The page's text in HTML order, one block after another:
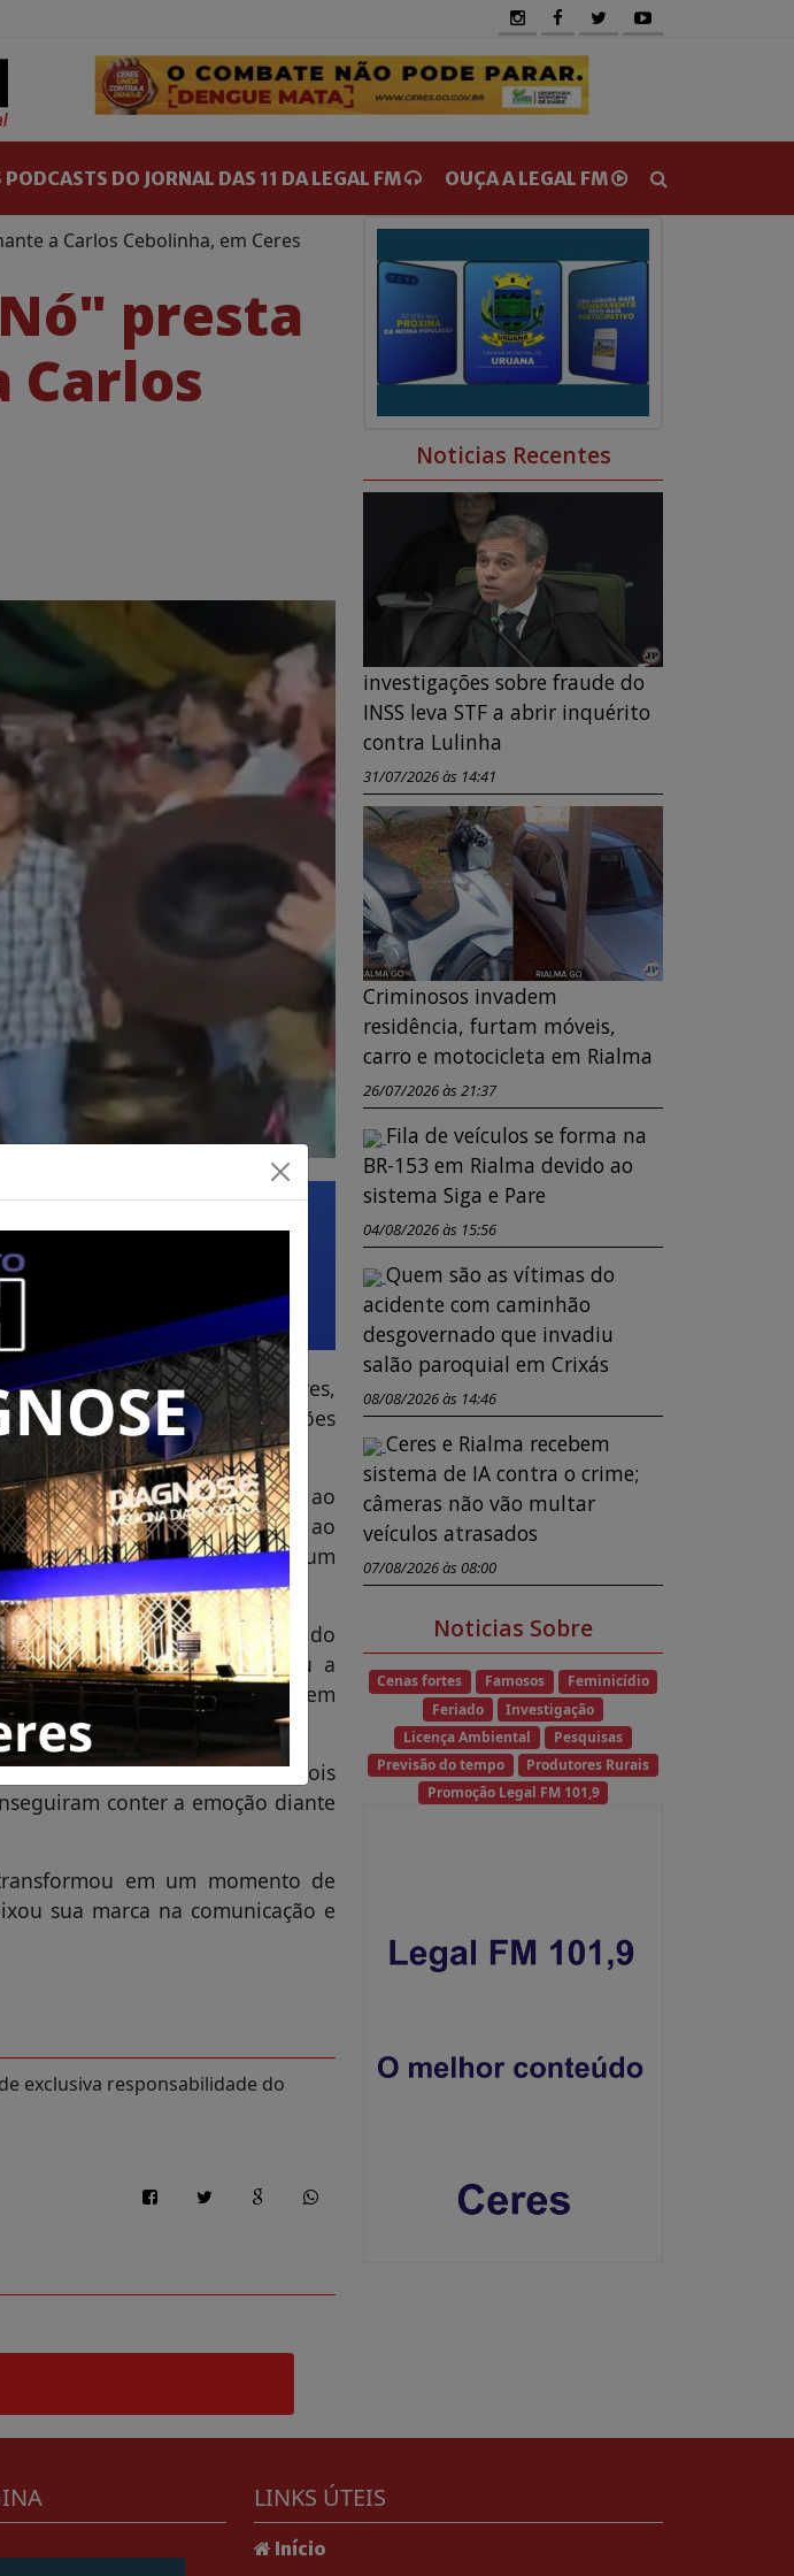
PODCASTS DO JORNAL DAS 11 DA LEGAL FM OUÇA A LEGAL FM
a Carlos Cebolinha, em Ceres
presta
na Praça Cívica, em Ceres,
alegria típica das celebrações
de Rubiataba, levou ao
uma verdadeira homenagem ao
enfrentar complicações de um
a emoção tomou conta do
bordão que marcou a
mesmo tempo, lágrimas de quem
viúva, Poliana Araújo, e dos dois
conter a emoção diante
em um momento de
sua marca na comunicação e
exclusiva responsabilidade do
Noticias Recentes
investigações sobre fraude do
INSS leva STF a abrir inquérito
contra Lulinha
31/07/2026 às 14:41
Criminosos invadem
residência, furtam móveis,
carro e motocicleta em Rialma
26/07/2026 às 21:37
Fila de veículos se forma na
BR-153 em Rialma devido ao
sistema Siga e Pare
04/08/2026 às 15:56
Quem são as vítimas do
acidente com caminhão
desgovernado que invadiu
salão paroquial em Crixás
08/08/2026 às 14:46
Ceres e Rialma recebem
sistema de IA contra o crime;
câmeras não vão multar
veículos atrasados
07/08/2026 às 08:00
Noticias Sobre
Cenas fortes Famosos
Feminicídio
Feriado
Investigação
Licença Ambiental
Pesquisas
Previsão do tempo
Produtores Rurais
Promoção Legal FM 101,9
LINKS ÚTEIS
Início